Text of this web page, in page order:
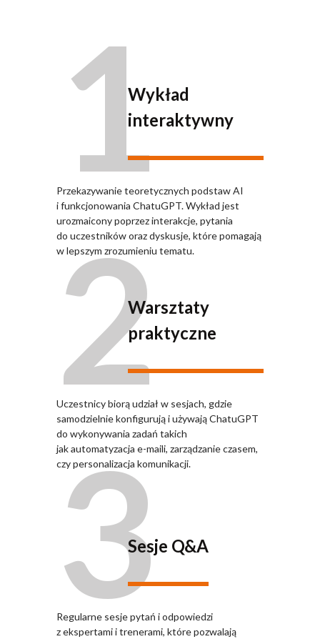
1Wykład
interaktywny
Przekazywanie teoretycznych podstaw AI
i funkcjonowania ChatuGPT. Wykład jest
urozmaicony poprzez interakcje, pytania
do uczestników oraz dyskusje, które pomagają
w lepszym zrozumieniu tematu.
2Warsztaty
praktyczne
Uczestnicy biorą udział w sesjach, gdzie
samodzielnie konfigurują i używają ChatuGPT
do wykonywania zadań takich
jak automatyzacja e-maili, zarządzanie czasem,
czy personalizacja komunikacji.
3Sesje Q&A
Regularne sesje pytań i odpowiedzi
z ekspertami i trenerami, które pozwalają